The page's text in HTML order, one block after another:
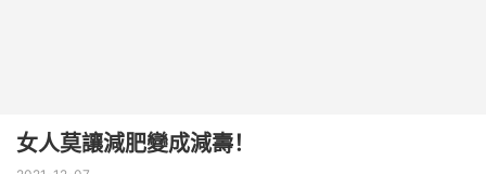
女人莫讓減肥變成減壽！